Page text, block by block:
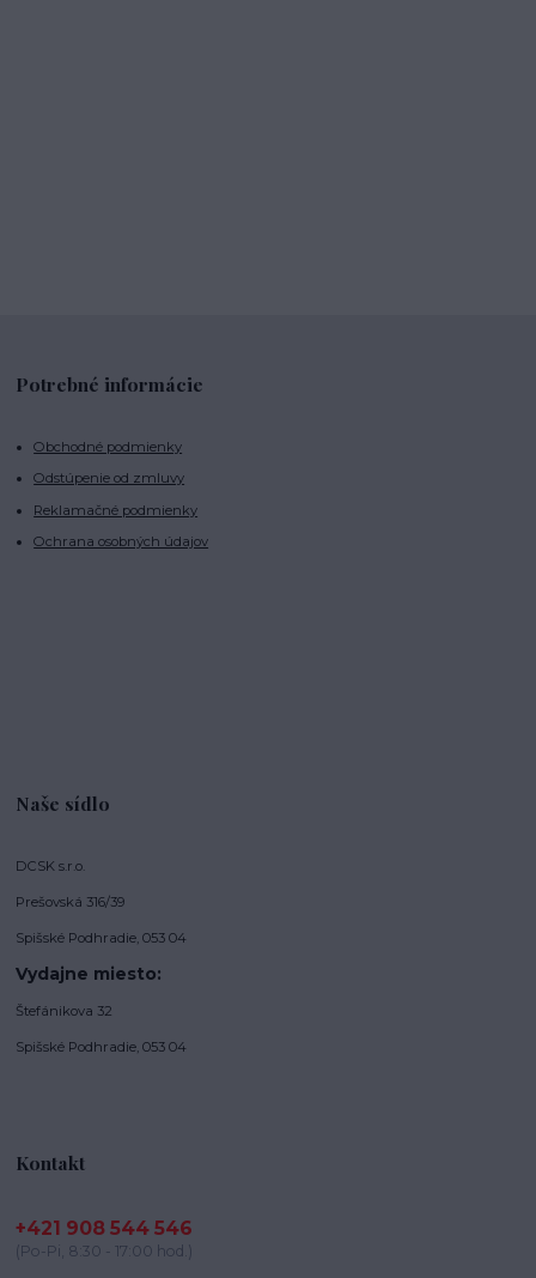
Potrebné informácie
Obchodné podmienky
Odstúpenie od zmluvy
Reklamačné podmienky
Ochrana osobných údajov
Naše sídlo
DCSK s.r.o.
Prešovská 316/39
Spišské Podhradie, 053 04
Vydajne miesto:
Štefánikova 32
Spišské Podhradie, 053 04
Kontakt
+421 908 544 546
(Po-Pi, 8:30 - 17:00 hod.)